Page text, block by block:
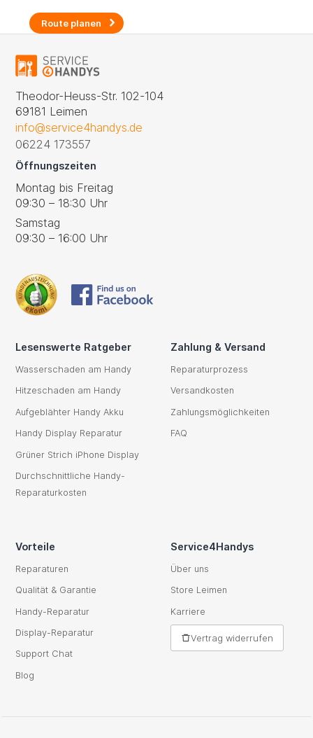
Route planen
Theodor-Heuss-Str. 102-104
69181 Leimen
info@service4handys.de
06224 173557
Öffnungszeiten
Montag bis Freitag
09:30 – 18:30 Uhr
Samstag
09:30 – 16:00 Uhr
Lesenswerte Ratgeber
Wasserschaden am Handy
Hitzeschaden am Handy
Aufgeblähter Handy Akku
Handy Display Reparatur
Grüner Strich iPhone Display
Durchschnittliche Handy-
Reparaturkosten
Zahlung & Versand
Reparaturprozess
Versandkosten
Zahlungsmöglichkeiten
FAQ
Vorteile
Reparaturen
Qualität & Garantie
Handy-Reparatur
Display-Reparatur
Support Chat
Blog
Service4Handys
Über uns
Store Leimen
Karriere
Vertrag widerrufen